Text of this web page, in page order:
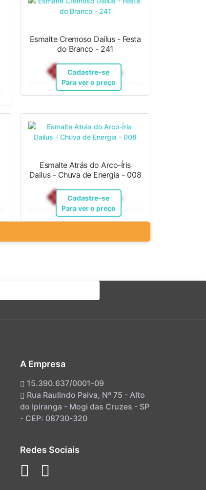
Esmalte Cremoso Dailus - Festa
do Branco - 241
Cadastre-se
Para ver o preço
R$ 12,10 Pix
Esmalte Atrás do Arco-Íris
Dailus - Chuva de Energia - 008
Cadastre-se
Para ver o preço
R$ 12,10 Pix
A Empresa
15.390.637/0001-09
Rua Raulindo Paiva, Nº 75 - Alto
do Ipiranga - Mogi das Cruzes - SP
- CEP: 08730-320
Redes Sociais